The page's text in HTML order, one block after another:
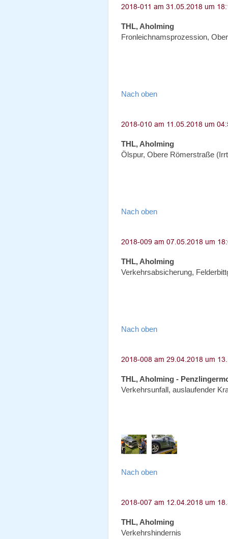
THL, Aholming
Fronleichnamsprozession,
Nach oben
THL, Aholming
Ölspur, Obere Römerstraße
Nach oben
THL, Aholming
Verkehrsabsicherung,
Nach oben
THL, Aholming -
Verkehrsunfall, auslaufender
Nach oben
THL, Aholming
Verkehrshindernis